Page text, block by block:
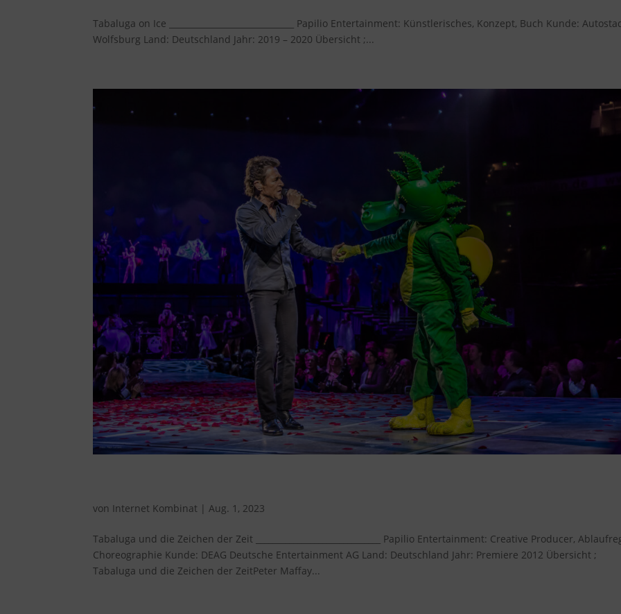
Tabaluga on Ice ______________________________ Papilio Entertainment: Künstlerisches, Konzept, Buch Kunde:
Wolfsburg Land: Deutschland Jahr: 2019 – 2020 Übersicht ;...
von Internet Kombinat |Aug. 1, 2023
Tabaluga und die Zeichen der Zeit ______________________________ Papilio Entertainment: Creative Producer,
Choreographie Kunde: DEAG Deutsche Entertainment AG Land: Deutschland Jahr: Premiere 2012 Übersicht ;
Tabaluga und die Zeichen der ZeitPeter Maffay...